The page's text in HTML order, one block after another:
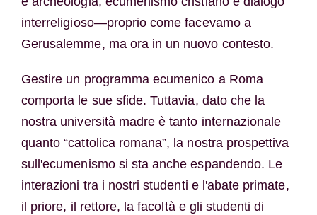
interreligioso—proprio come facevamo a
Gerusalemme, ma ora in un nuovo contesto.
Gestire un programma ecumenico a Roma
comporta le sue sfide. Tuttavia, dato che la
nostra università madre è tanto internazionale
quanto “cattolica romana”, la nostra prospettiva
sull'ecumenismo si sta anche espandendo. Le
interazioni tra i nostri studenti e l'abate primate,
il priore, il rettore, la facoltà e gli studenti di